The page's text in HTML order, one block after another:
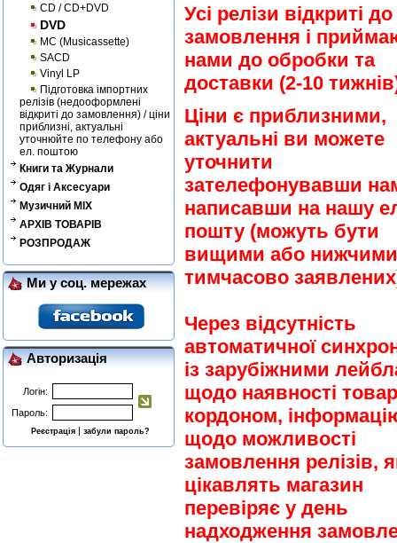
CD / CD+DVD
DVD
MC (Musicassette)
SACD
Vinyl LP
Підготовка імпортних
релізів (недооформлені
відкриті до замовлення) / ціни
приблизні, актуальні
уточнюйте по телефону або
ел. поштою
Книги та Журнали
Одяг і Аксесуари
Музичний MIX
АРХІВ ТОВАРІВ
РОЗПРОДАЖ
Ми у соц. мережах
Авторизація
Логін:
Пароль:
Реєстрація |забули пароль?
Усі релізи відкриті до
замовлення і
нами до обробки та
доставки (2-10
Ціни є приблизними,
актуальні ви можете
уточнити
зателефонувавши
написавши на нашу
пошту (можуть бути
вищими або нижчими
тимчасово
Через відсутність
автоматичної
із зарубіжними
щодо наявності
кордоном,
щодо можливості
замовлення релізів,
цікавлять магазин
перевіряє у день
надходження